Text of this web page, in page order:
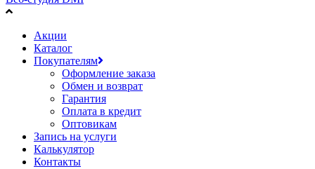
Акции
Каталог
Покупателям
Оформление заказа
Обмен и возврат
Гарантия
Оплата в кредит
Оптовикам
Запись на услуги
Калькулятор
Контакты